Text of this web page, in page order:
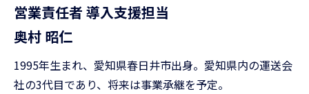
営業責任者 導入支援担当
奥村 昭仁
1995年生まれ、愛知県春日井市出身。愛知県内の運送会
社の3代目であり、将来は事業承継を予定。